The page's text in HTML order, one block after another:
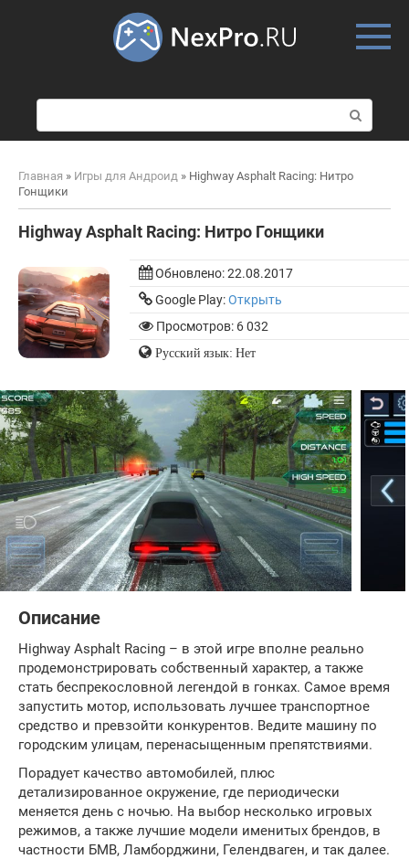
о
и
к
Главная » Игры для Андроид » Highway Asphalt Racing: Нитро
Гонщики
Highway Asphalt Racing: Нитро Гонщики
Обновлено:22.08.2017
Google Play:Открыть
Просмотров: 6 032
Русский язык: Нет
Описание
Highway Asphalt Racing – в этой игре вполне реально
продемонстрировать собственный характер, а также
стать беспрекословной легендой в гонках. Самое время
запустить мотор, использовать лучшее транспортное
средство и превзойти конкурентов. Ведите машину по
городским улицам, перенасыщенным препятствиями.
Порадует качество автомобилей, плюс
детализированное окружение, где периодически
меняется день с ночью. На выбор несколько игровых
режимов, а также лучшие модели именитых брендов, в
частности БМВ, Ламборджини, Гелендваген, и так далее.